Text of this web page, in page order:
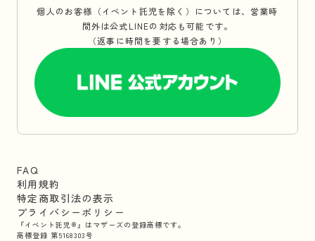
個人のお客様（イベント託児を除く）については、営業時
間外は公式LINEの対応も可能です。
（返事に時間を要する場合あり）
FAQ
利用規約
特定商取引法の表示
プライバシーポリシー
『イベント託児®』はマザーズの登録商標です。
商標登録 第5168303号